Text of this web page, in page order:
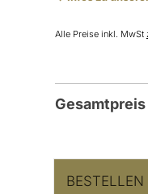
Alle Preise inkl. MwSt
Gesamtpreis
BESTELLEN